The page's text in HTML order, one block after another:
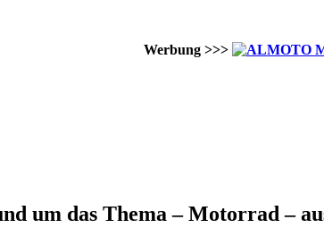
Werbung >>>
um das Thema – Motorrad –